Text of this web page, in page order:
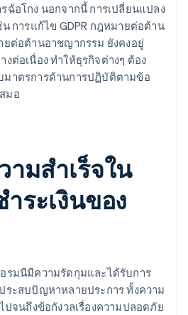
ฉ้อโกง นอกจากนี้ การเปลี่ยนแปลง
การแก้ไข GDPR กฎหมายต่อต้าน
ยต่อต้านอาชญากรรม ยังคงอยู่
ต่อเนื่อง ทำให้ธุรกิจต่างๆ ต้อง
มาตรการด้านการปฏิบัติตามข้อ
มอ
มสำเร็จใน
ระเงินของ
อรมนีมีความรัดกุมและได้รับการ
ระสบปัญหาหลายประการ ทั้งความ
ปจนถึงข้อกังวลเรื่องความปลอดภัย